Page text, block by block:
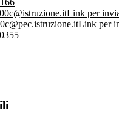
Link per
Link per